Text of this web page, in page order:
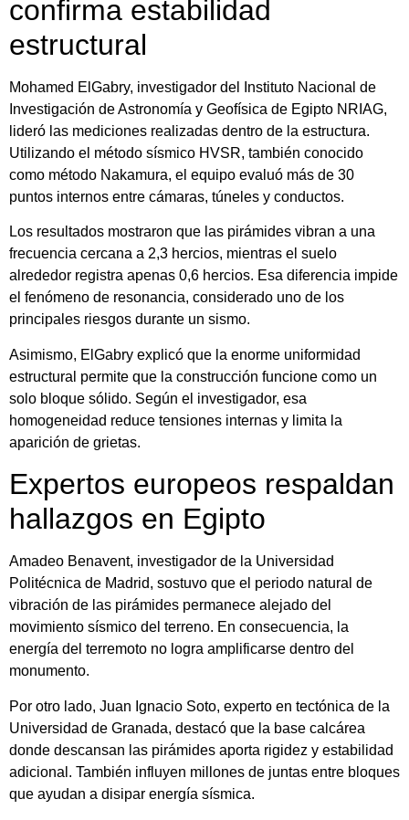
confirma estabilidad
estructural
Mohamed ElGabry, investigador del Instituto Nacional de
Investigación de Astronomía y Geofísica de Egipto NRIAG,
lideró las mediciones realizadas dentro de la estructura.
Utilizando el método sísmico HVSR, también conocido
como método Nakamura, el equipo evaluó más de 30
puntos internos entre cámaras, túneles y conductos.
Los resultados mostraron que las pirámides vibran a una
frecuencia cercana a 2,3 hercios, mientras el suelo
alrededor registra apenas 0,6 hercios. Esa diferencia impide
el fenómeno de resonancia, considerado uno de los
principales riesgos durante un sismo.
Asimismo, ElGabry explicó que la enorme uniformidad
estructural permite que la construcción funcione como un
solo bloque sólido. Según el investigador, esa
homogeneidad reduce tensiones internas y limita la
aparición de grietas.
Expertos europeos respaldan
hallazgos en Egipto
Amadeo Benavent, investigador de la Universidad
Politécnica de Madrid, sostuvo que el periodo natural de
vibración de las pirámides permanece alejado del
movimiento sísmico del terreno. En consecuencia, la
energía del terremoto no logra amplificarse dentro del
monumento.
Por otro lado, Juan Ignacio Soto, experto en tectónica de la
Universidad de Granada, destacó que la base calcárea
donde descansan las pirámides aporta rigidez y estabilidad
adicional. También influyen millones de juntas entre bloques
que ayudan a disipar energía sísmica.